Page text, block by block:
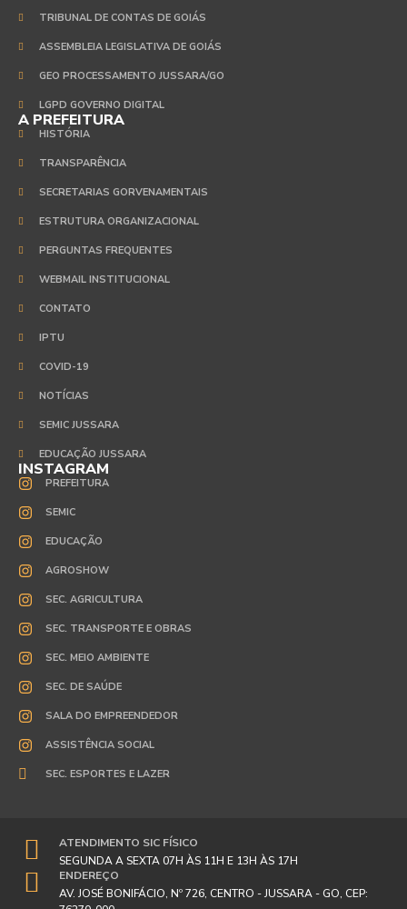
TRIBUNAL DE CONTAS DE GOIÁS
ASSEMBLEIA LEGISLATIVA DE GOIÁS
GEO PROCESSAMENTO JUSSARA/GO
LGPD GOVERNO DIGITAL
A PREFEITURA
HISTÓRIA
TRANSPARÊNCIA
SECRETARIAS GORVENAMENTAIS
ESTRUTURA ORGANIZACIONAL
PERGUNTAS FREQUENTES
WEBMAIL INSTITUCIONAL
CONTATO
IPTU
COVID-19
NOTÍCIAS
SEMIC JUSSARA
EDUCAÇÃO JUSSARA
INSTAGRAM
PREFEITURA
SEMIC
EDUCAÇÃO
AGROSHOW
SEC. AGRICULTURA
SEC. TRANSPORTE E OBRAS
SEC. MEIO AMBIENTE
SEC. DE SAÚDE
SALA DO EMPREENDEDOR
ASSISTÊNCIA SOCIAL
SEC. ESPORTES E LAZER
ATENDIMENTO SIC FÍSICO
SEGUNDA A SEXTA 07H ÀS 11H E 13H ÀS 17H
ENDEREÇO
AV. JOSÉ BONIFÁCIO, Nº 726, CENTRO - JUSSARA - GO, CEP: